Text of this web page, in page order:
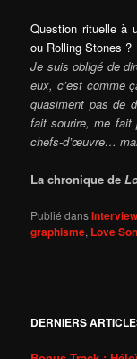
Question rituelle à
ou Rolling Stones ?
Je suis obligé de
eux, c’est comme
quasiment pas de
fait sourire, me
chefs-d’œuvre…
La chronique de
Publié dans
graphisme, Love
DERNIERS